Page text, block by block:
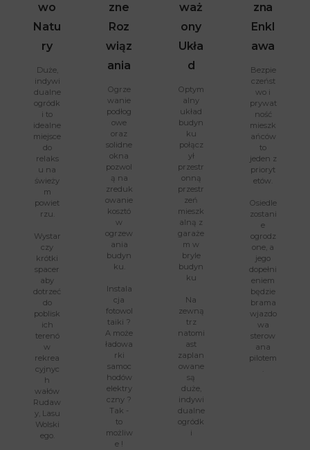
Wo
Natu
Ry
Duże,
indywi
dualne
ogródk
i to
idealne
miejsce
do
relaks
u na
świeży
m
powiet
rzu.
Wystar
czy
krótki
spacer
aby
dotrzeć
do
poblisk
ich
terenó
w
rekrea
cyjnyc
h
wałów
Rudaw
y, Lasu
Wolski
ego.
Zne
Roz
Wiąz
Ania
Ogrze
wanie
podłog
owe
oraz
solidne
okna
pozwol
ą na
zreduk
owanie
kosztó
w
ogrzew
ania
budyn
ku.
Instala
cja
fotowol
taiki ?
A może
ładowa
rki
samoc
hodów
elektry
czny ?
Tak -
to
możliw
e !
Waż
Ony
Ukła
D
Optym
alny
układ
budyn
ku
połącz
ył
przestr
onną
przestr
zeń
mieszk
alną z
garaże
m w
bryle
budyn
ku
Na
zewną
trz
natomi
ast
zaplan
owane
są
duże,
indywi
dualne
ogródk
i
Zna
Enkl
Awa
Bezpie
czeńst
wo i
prywat
ność
mieszk
ańców
to
jeden z
prioryt
etów.
Osiedle
zostani
e
ogrodz
one, a
jego
dopełni
eniem
będzie
brama
wjazdo
wa
sterow
ana
pilotem